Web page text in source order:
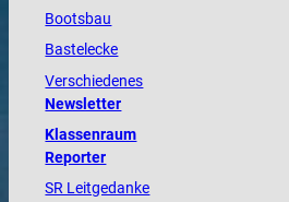
Bootsbau
Bastelecke
Verschiedenes
Newsletter
Klassenraum
Reporter
SR Leitgedanke